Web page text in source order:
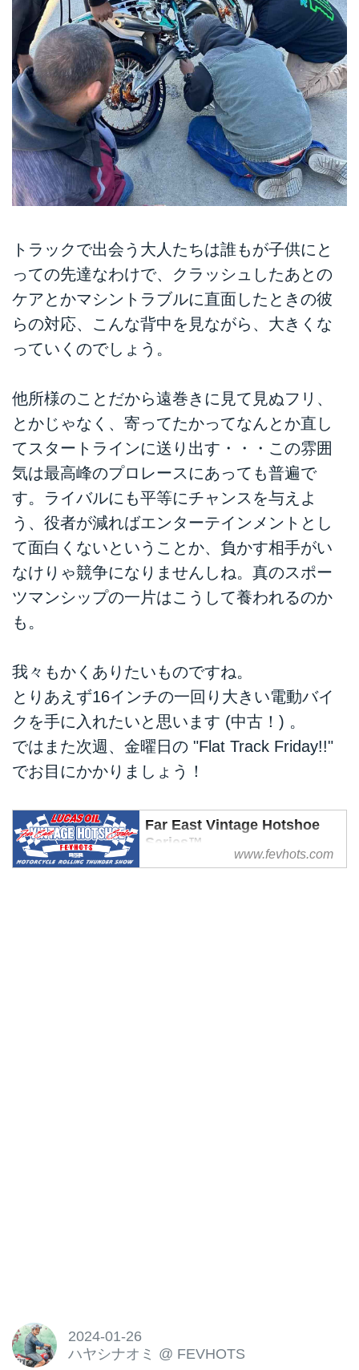
トラックで出会う大人たちは誰もが子供にと
っての先達なわけで、クラッシュしたあとの
ケアとかマシントラブルに直面したときの彼
らの対応、こんな背中を見ながら、大きくな
っていくのでしょう。
他所様のことだから遠巻きに見て見ぬフリ、
とかじゃなく、寄ってたかってなんとか直し
てスタートラインに送り出す・・・この雰囲
気は最高峰のプロレースにあっても普遍で
す。ライバルにも平等にチャンスを与えよ
う、役者が減ればエンターテインメントとし
て面白くないということか、負かす相手がい
なけりゃ競争になりませんしね。真のスポー
ツマンシップの一片はこうして養われるのか
も。
我々もかくありたいものですね。
とりあえず16インチの一回り大きい電動バイ
クを手に入れたいと思います (中古！) 。
ではまた次週、金曜日の "Flat Track Friday!!"
でお目にかかりましょう！
Far East Vintage Hotshoe
Series™
www.fevhots.com
2024-01-26
ハヤシナオミ @ FEVHOTS